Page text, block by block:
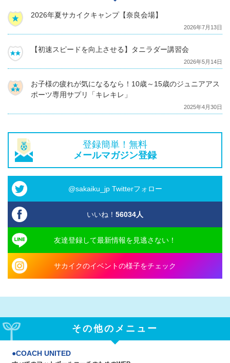
2026年夏サカイクキャンプ【奈良会場】
2026年7月13日
【初速スピードを向上させる】タニラダー講習会
2026年5月14日
お子様の疲れが気になるなら！10歳～15歳のジュニアアス
ポーツ専用サプリ「キレキレ」
2025年4月30日
登録簡単！無料
メールマガジン登録
@sakaiku_jp Twitterフォロー
いいね！ 56034人
友達登録して最新情報を見逃さない！
サカイクのイベントの様子をチェック
その他のメニュー
COACH UNITED